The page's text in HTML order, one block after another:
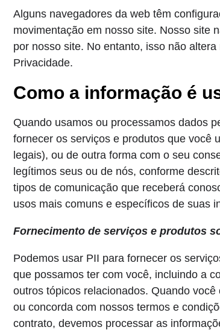
Alguns navegadores da web têm
movimentação em nosso site. Nosso site
por nosso site. No entanto, isso não
Privacidade.
Como a informação é
Quando usamos ou processamos dados
fornecer os serviços e produtos que você
legais), ou de outra forma com o seu
legítimos seus ou de nós, conforme
tipos de comunicação que receberá
usos mais comuns e específicos de suas
Fornecimento de serviços e produtos
Podemos usar PII para fornecer os
que possamos ter com você, incluindo a
outros tópicos relacionados. Quando
ou concorda com nossos termos e
contrato, devemos processar as